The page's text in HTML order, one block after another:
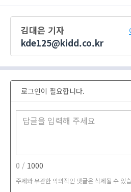
김대은 기자
kde125@kidd.co.kr
로그인이 필요합니다.
0 / 1000
주제와 무관한 악의적인 댓글은 삭제될 수 있